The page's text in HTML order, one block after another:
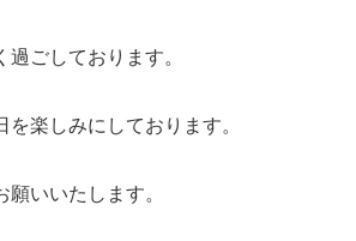
ごしております。
を楽しみにしております。
いいたします。